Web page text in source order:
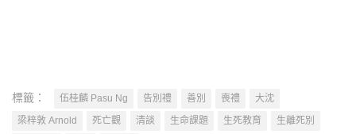
標籤： 伍桂麟 Pasu Ng 告別禮 善別 喪禮
大沈
梁梓敦 Arnold
死亡觀 清談 生命課題 生死教育
生離死別